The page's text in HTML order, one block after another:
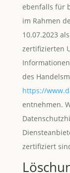
ebenfalls für
im Rahmen
10.07.2023
zertifizierten
des
https://
entnehmen.
zertifiziert